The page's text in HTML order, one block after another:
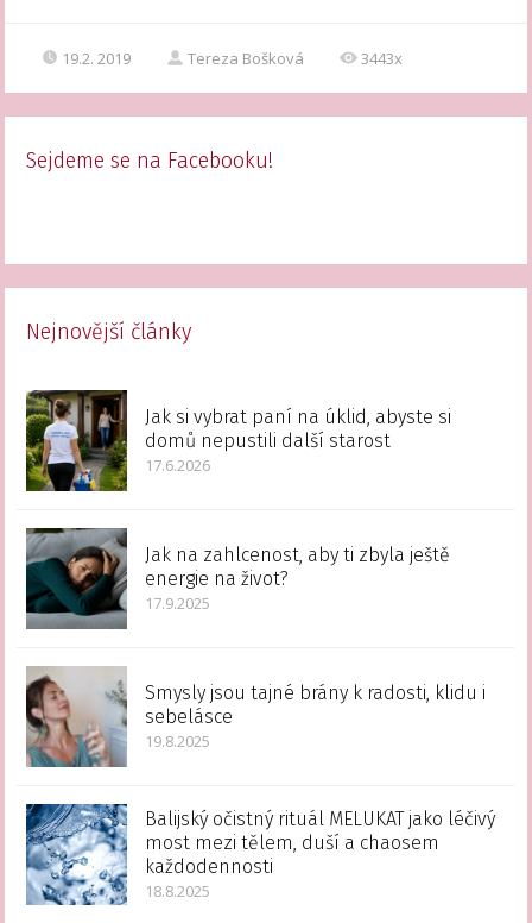
19.2. 2019 Tereza Bošková 3443x
Sejdeme se na Facebooku!
Nejnovější články
Jak si vybrat paní na úklid, abyste si
domů nepustili další starost
17.6.2026
Jak na zahlcenost, aby ti zbyla ještě
energie na život?
17.9.2025
Smysly jsou tajné brány k radosti, klidu i
sebelásce
19.8.2025
Balijský očistný rituál MELUKAT jako léčivý
most mezi tělem, duší a chaosem
každodennosti
18.8.2025